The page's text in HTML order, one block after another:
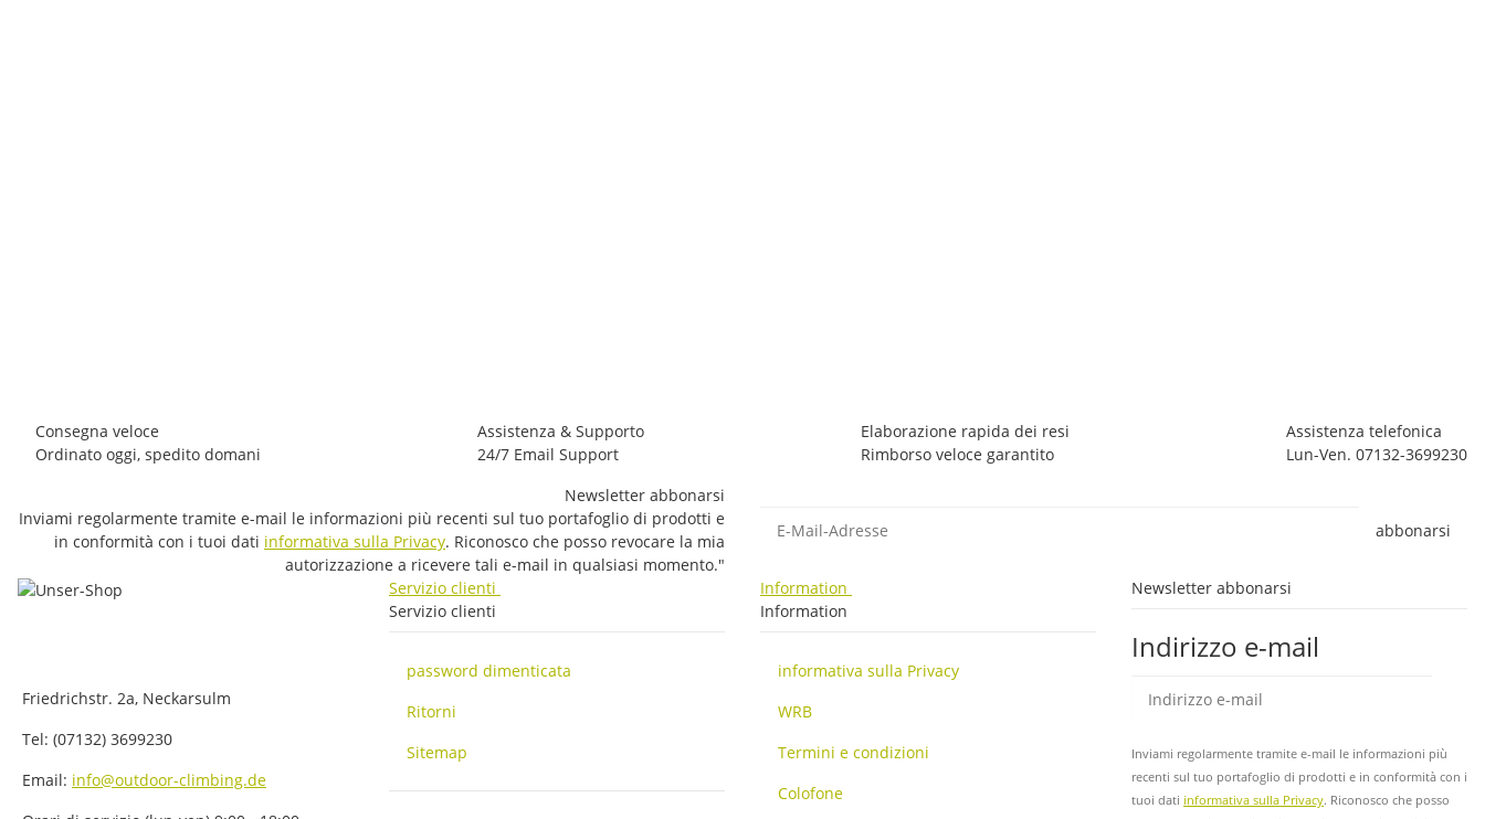
Consegna veloce
Ordinato oggi, spedito domani
Assistenza & Supporto
24/7 Email Support
Elaborazione rapida dei resi
Rimborso veloce garantito
Assistenza telefonica
Lun-Ven. 07132-3699230
Newsletter abbonarsi
Inviami regolarmente tramite e-mail le informazioni più recenti sul tuo portafoglio di prodotti e
in conformità con i tuoi dati informativa sulla Privacy. Riconosco che posso revocare la mia
autorizzazione a ricevere tali e-mail in qualsiasi momento."
abbonarsi
Friedrichstr. 2a, Neckarsulm
Tel: (07132) 3699230
Email: info@outdoor-climbing.de
Servizio clienti
Servizio clienti
password dimenticata
Ritorni
Sitemap
Information
Information
informativa sulla Privacy
WRB
Termini e condizioni
Colofone
Newsletter abbonarsi
Indirizzo e-mail
Inviami regolarmente tramite e-mail le informazioni più
recenti sul tuo portafoglio di prodotti e in conformità con i
tuoi dati informativa sulla Privacy. Riconosco che posso